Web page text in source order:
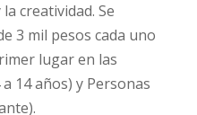
creatividad. Se
3 mil pesos cada uno
lugar en las
14 años) y Personas